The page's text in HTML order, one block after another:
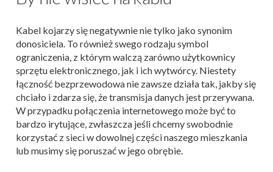
Kabel kojarzy się negatywnie nie tylko jako synonim
donosiciela. To również swego rodzaju symbol
ograniczenia, z którym walczą zarówno użytkownicy
sprzętu elektronicznego, jak i ich wytwórcy. Niestety
łączność bezprzewodowa nie zawsze działa tak, jakby się
chciało i zdarza się, że transmisja danych jest przerywana.
W przypadku połączenia internetowego może być to
bardzo irytujące, zwłaszcza jeśli chcemy swobodnie
korzystać z sieci w dowolnej części naszego mieszkania
lub musimy się poruszać w jego obrębie.